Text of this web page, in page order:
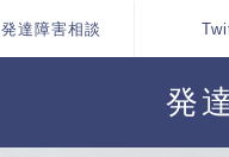
発達障害相談
発